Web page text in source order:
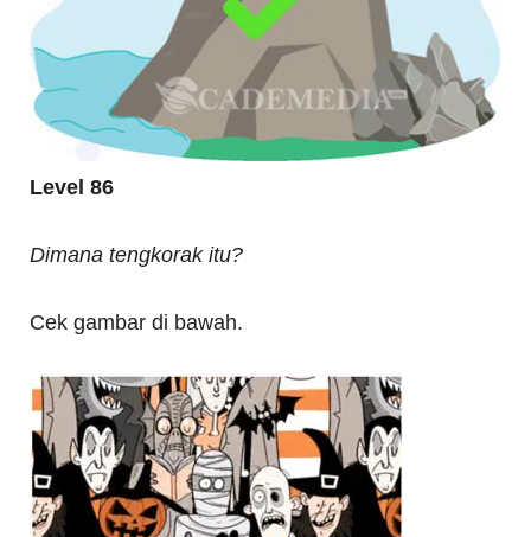
Level 86
Dimana tengkorak itu?
Cek gambar di bawah.